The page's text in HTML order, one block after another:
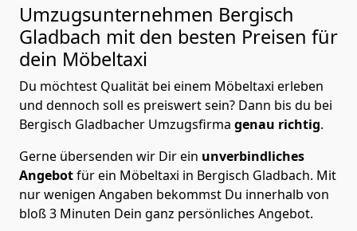
Umzugsunternehmen Bergisch
Gladbach mit den besten Preisen für
dein Möbeltaxi
Du möchtest Qualität bei einem Möbeltaxi erleben
und dennoch soll es preiswert sein? Dann bis du bei
Bergisch Gladbacher Umzugsfirma genau richtig.
Gerne übersenden wir Dir ein unverbindliches
Angebotfür ein Möbeltaxi in Bergisch Gladbach. Mit
nur wenigen Angaben bekommst Du innerhalb von
bloß 3 Minuten Dein ganz persönliches Angebot.